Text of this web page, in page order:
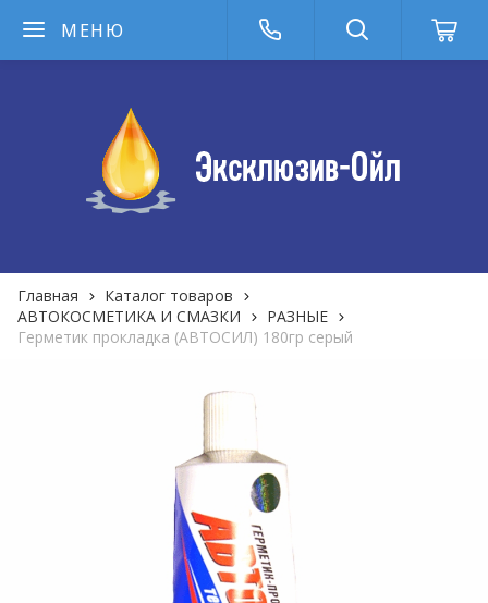
МЕНЮ
Главная
Каталог товаров
АВТОКОСМЕТИКА И СМАЗКИ
РАЗНЫЕ
Герметик прокладка (АВТОСИЛ) 180гр серый